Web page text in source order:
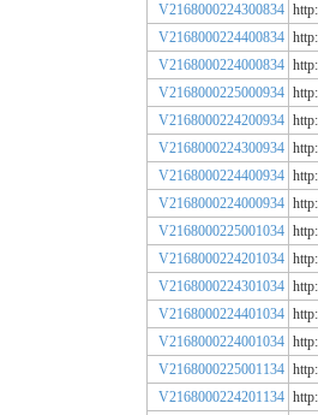
V2168000224300834
V2168000224400834
V2168000224000834
V2168000225000934
V2168000224200934
V2168000224300934
V2168000224400934
V2168000224000934
V2168000225001034
V2168000224201034
V2168000224301034
V2168000224401034
V2168000224001034
V2168000225001134
V2168000224201134